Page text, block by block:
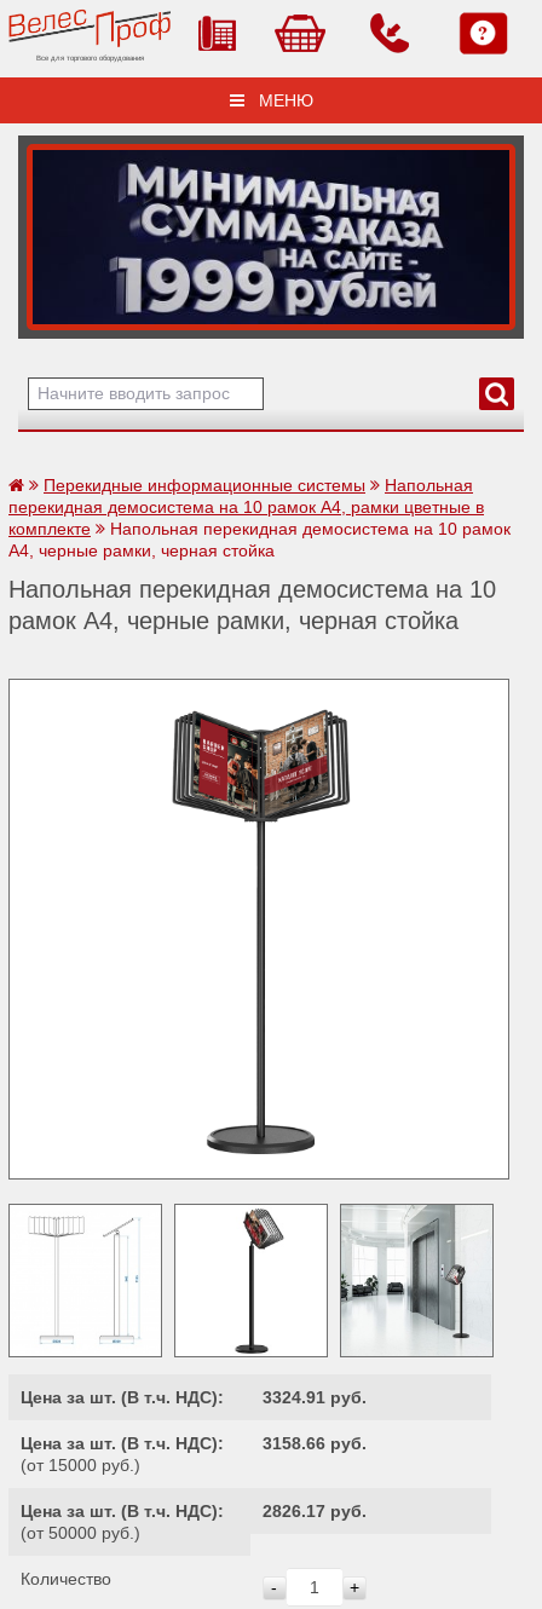
Все для торгового оборудования
МЕНЮ
Перекидные информационные системы
Напольная
перекидная демосистема на 10 рамок А4, рамки цветные в
комплекте
Напольная перекидная демосистема на 10 рамок
А4, черные рамки, черная стойка
Напольная перекидная демосистема на 10
рамок А4, черные рамки, черная стойка
Цена за шт. (В т.ч. НДС): 3324.91 руб.
Цена за шт. (В т.ч. НДС):
(от 15000 руб.)
3158.66 руб.
Цена за шт. (В т.ч. НДС):
(от 50000 руб.)
2826.17 руб.
Количество - +